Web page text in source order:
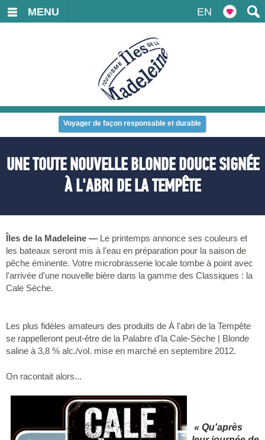
EN
MENU
Voyager de façon responsable et durable
UNE TOUTE NOUVELLE BLONDE DOUCE SIGNÉE
À L'ABRI DE LA TEMPÊTE
Îles de la Madeleine — Le printemps annonce ses couleurs et
les bateaux seront mis à l'eau en préparation pour la saison de
pêche éminente. Votre microbrasserie locale tombe à point avec
l'arrivée d'une nouvelle bière dans la gamme des Classiques : la
Cale Sèche.
Les plus fidèles amateurs des produits de À l'abri de la Tempête
se rappelleront peut-être de la Palabre d'la Cale-Sèche | Blonde
saline à 3,8 % alc./vol. mise en marché en septembre 2012.
On racontait alors...
« Qu'après